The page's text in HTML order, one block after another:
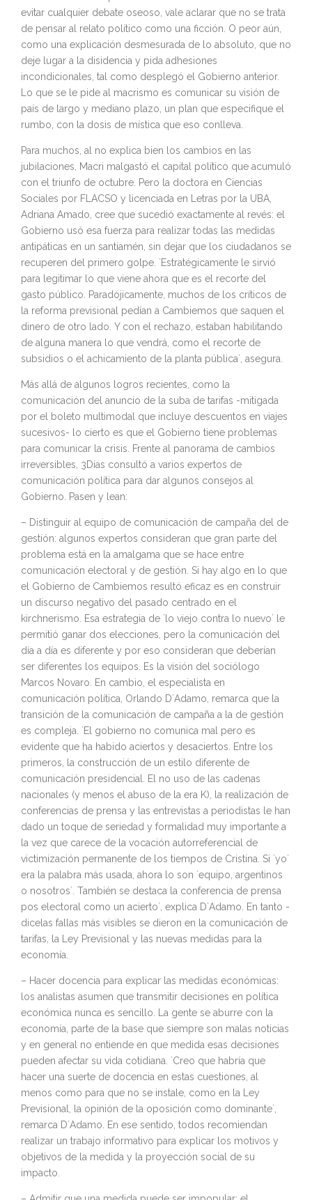
evitar cualquier debate oseoso, vale aclarar que no se trata
de pensar al relato político como una ficción. O peor aún,
como una explicación desmesurada de lo absoluto, que no
deje lugar a la disidencia y pida adhesiones
incondicionales, tal como desplegó el Gobierno anterior.
Lo que se le pide al macrismo es comunicar su visión de
país de largo y mediano plazo, un plan que especifique el
rumbo, con la dosis de mística que eso conlleva.
Para muchos, al no explica bien los cambios en las
jubilaciones, Macri malgastó el capital político que acumuló
con el triunfo de octubre. Pero la doctora en Ciencias
Sociales por FLACSO y licenciada en Letras por la UBA,
Adriana Amado, cree que sucedió exactamente al revés: el
Gobierno usó esa fuerza para realizar todas las medidas
antipáticas en un santiamén, sin dejar que los ciudadanos se
recuperen del primero golpe. `Estratégicamente le sirvió
para legitimar lo que viene ahora que es el recorte del
gasto público. Paradójicamente, muchos de los críticos de
la reforma previsional pedían a Cambiemos que saquen el
dinero de otro lado. Y con el rechazo, estaban habilitando
de alguna manera lo que vendrá, como el recorte de
subsidios o el achicamiento de la planta pública`, asegura.
Más allá de algunos logros recientes, como la
comunicación del anuncio de la suba de tarifas -mitigada
por el boleto multimodal que incluye descuentos en viajes
sucesivos- lo cierto es que el Gobierno tiene problemas
para comunicar la crisis. Frente al panorama de cambios
irreversibles, 3Días consultó a varios expertos de
comunicación política para dar algunos consejos al
Gobierno. Pasen y lean:
– Distinguir al equipo de comunicación de campaña del de
gestión: algunos expertos consideran que gran parte del
problema está en la amalgama que se hace entre
comunicación electoral y de gestión. Si hay algo en lo que
el Gobierno de Cambiemos resultó eficaz es en construir
un discurso negativo del pasado centrado en el
kirchnerismo. Esa estrategia de ´lo viejo contra lo nuevo´ le
permitió ganar dos elecciones, pero la comunicación del
día a día es diferente y por eso consideran que deberían
ser diferentes los equipos. Es la visión del sociólogo
Marcos Novaro. En cambio, el especialista en
comunicación política, Orlando D´Adamo, remarca que la
transición de la comunicación de campaña a la de gestión
es compleja. `El gobierno no comunica mal pero es
evidente que ha habido aciertos y desaciertos. Entre los
primeros, la construcción de un estilo diferente de
comunicación presidencial. El no uso de las cadenas
nacionales (y menos el abuso de la era K), la realización de
conferencias de prensa y las entrevistas a periodistas le han
dado un toque de seriedad y formalidad muy importante a
la vez que carece de la vocación autorreferencial de
victimización permanente de los tiempos de Cristina. Si ´yo´
era la palabra más usada, ahora lo son ´equipo, argentinos
o nosotros´. También se destaca la conferencia de prensa
pos electoral como un acierto`, explica D´Adamo. En tanto -
dicelas fallas más visibles se dieron en la comunicación de
tarifas, la Ley Previsional y las nuevas medidas para la
economía.
– Hacer docencia para explicar las medidas económicas:
los analistas asumen que transmitir decisiones en política
económica nunca es sencillo. La gente se aburre con la
economía, parte de la base que siempre son malas noticias
y en general no entiende en que medida esas decisiones
pueden afectar su vida cotidiana. `Creo que habría que
hacer una suerte de docencia en estas cuestiones, al
menos como para que no se instale, como en la Ley
Previsional, la opinión de la oposición como dominante`,
remarca D´Adamo. En ese sentido, todos recomiendan
realizar un trabajo informativo para explicar los motivos y
objetivos de la medida y la proyección social de su
impacto.